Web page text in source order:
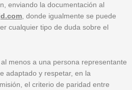
enviando la documentación al
, donde igualmente se puede
cualquier tipo de duda sobre el
menos a una persona representante
adaptado y respetar, en la
el criterio de paridad entre